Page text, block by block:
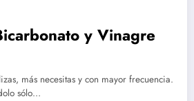
y Vinagre
más necesitas y con mayor frecuencia.
sólo…